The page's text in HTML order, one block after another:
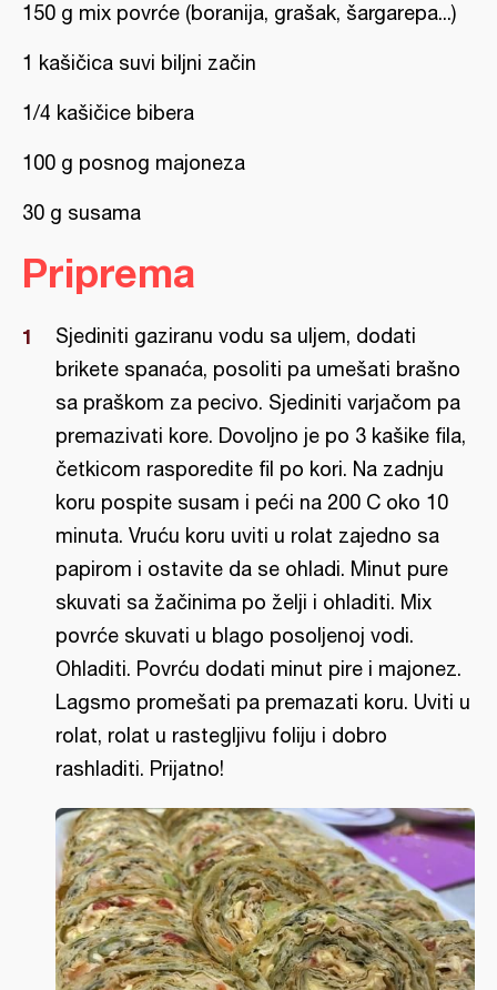
150 g mix povrće (boranija, grašak, šargarepa...)
1 kašičica suvi biljni začin
1/4 kašičice bibera
100 g posnog majoneza
30 g susama
Priprema
Sjediniti gaziranu vodu sa uljem, dodati
brikete spanaća, posoliti pa umešati brašno
sa praškom za pecivo. Sjediniti varjačom pa
premazivati kore. Dovoljno je po 3 kašike fila,
četkicom rasporedite fil po kori. Na zadnju
koru pospite susam i peći na 200 C oko 10
minuta. Vruću koru uviti u rolat zajedno sa
papirom i ostavite da se ohladi. Minut pure
skuvati sa žačinima po želji i ohladiti. Mix
povrće skuvati u blago posoljenoj vodi.
Ohladiti. Povrću dodati minut pire i majonez.
Lagsmo promešati pa premazati koru. Uviti u
rolat, rolat u rastegljivu foliju i dobro
rashladiti. Prijatno!